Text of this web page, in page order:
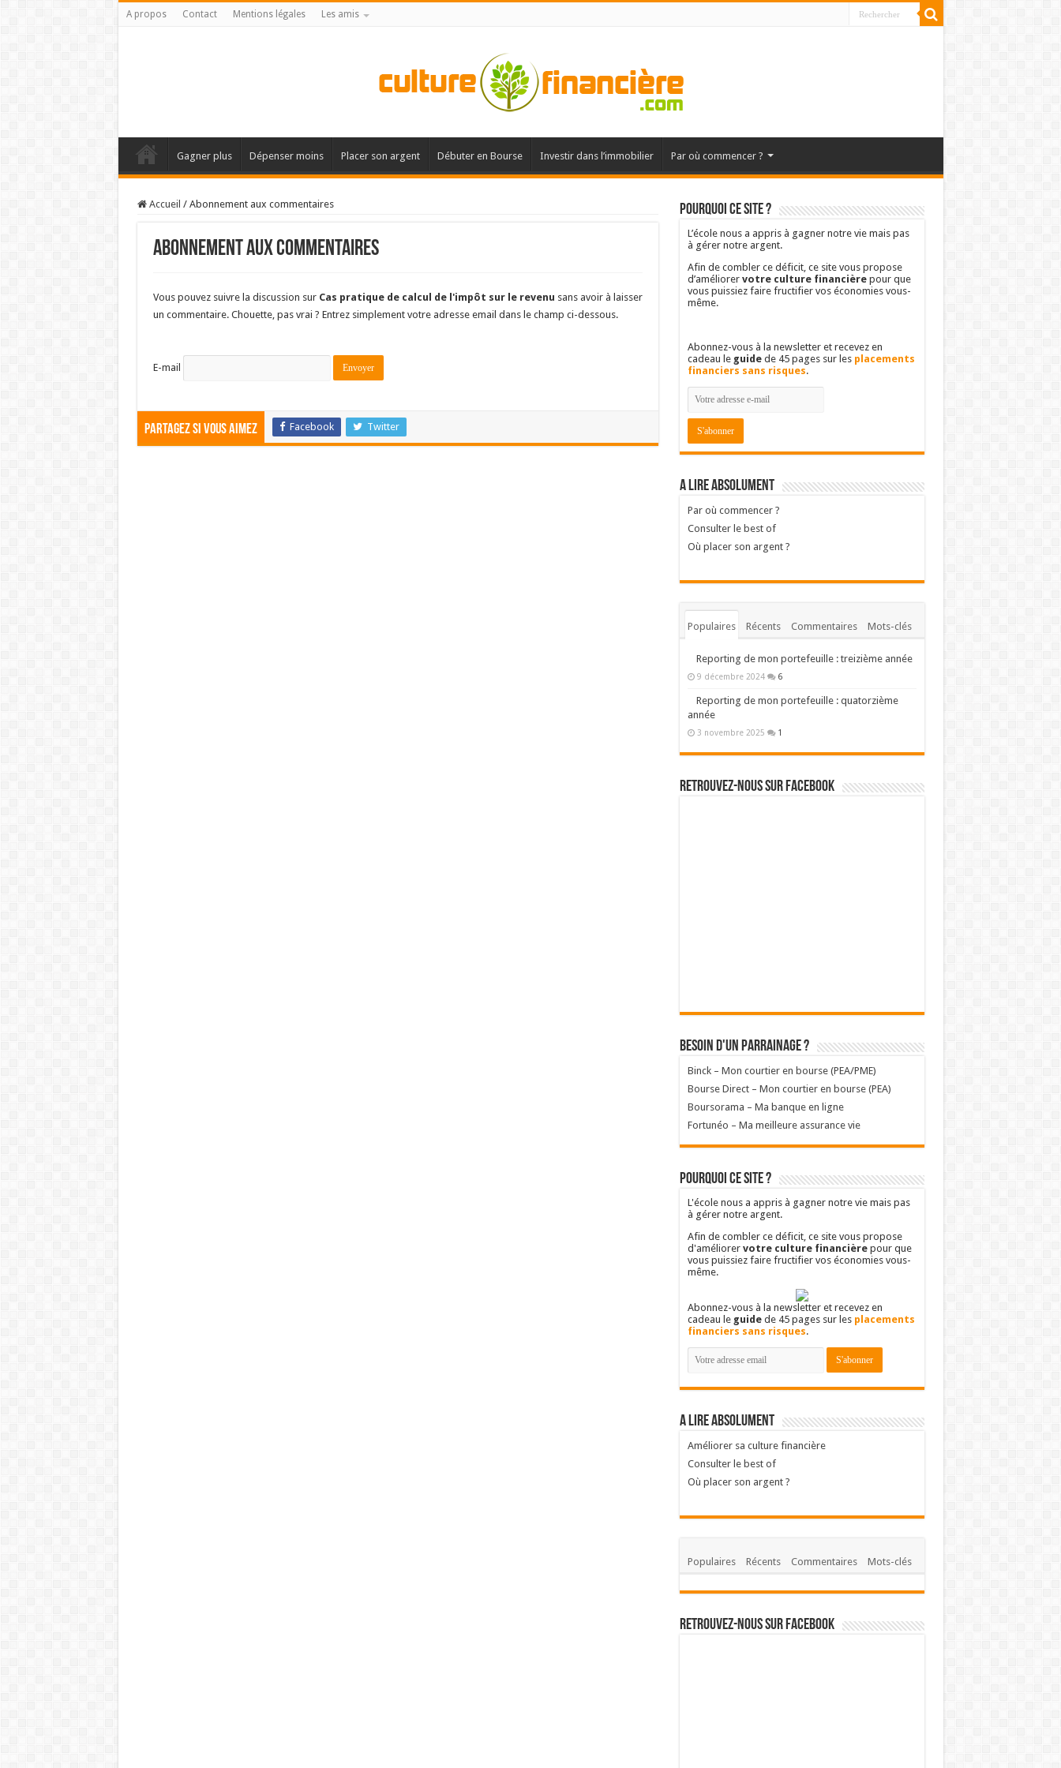
A propos Contact Mentions légales Les amis
Gagner plus Dépenser moins Placer son argent Débuter en Bourse Investir dans l’immobilier Par où commencer ?
Accueil / Abonnement aux commentaires
Abonnement aux commentaires
Vous pouvez suivre la discussion sur Cas pratique de calcul de l'impôt sur le revenu sans avoir à laisser
un commentaire. Chouette, pas vrai ? Entrez simplement votre adresse email dans le champ ci-dessous.
E-mail
Partagez si vous aimez Facebook Twitter
Pourquoi ce site ?
L’école nous a appris à gagner notre vie mais pas
à gérer notre argent.
Afin de combler ce déficit, ce site vous propose
d’améliorer votre culture financièrepour que
vous puissiez faire fructifier vos économies vous-
même.
Abonnez-vous à la newsletter et recevez en
cadeau le guidede 45 pages sur les placements
financiers sans risques.
A lire absolument
Par où commencer ?
Consulter le best of
Où placer son argent ?
Populaires Récents Commentaires Mots-clés
Reporting de mon portefeuille : treizième année
9 décembre 2024 6
Reporting de mon portefeuille : quatorzième
année
3 novembre 2025 1
Retrouvez-nous sur Facebook
Besoin d'un parrainage ?
Binck – Mon courtier en bourse (PEA/PME)
Bourse Direct – Mon courtier en bourse (PEA)
Boursorama – Ma banque en ligne
Fortunéo – Ma meilleure assurance vie
Pourquoi ce site ?
L'école nous a appris à gagner notre vie mais pas
à gérer notre argent.
Afin de combler ce déficit, ce site vous propose
d'améliorer votre culture financièrepour que
vous puissiez faire fructifier vos économies vous-
même.
Abonnez-vous à la newsletter et recevez en
cadeau le guidede 45 pages sur les placements
financiers sans risques.
A lire absolument
Améliorer sa culture financière
Consulter le best of
Où placer son argent ?
Populaires Récents Commentaires Mots-clés
Retrouvez-nous sur Facebook